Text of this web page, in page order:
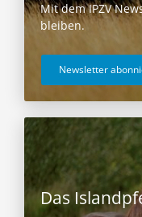
Mit dem IPZV
bleiben.
Newsletter
Das